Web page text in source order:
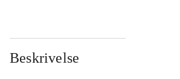
Beskrivelse